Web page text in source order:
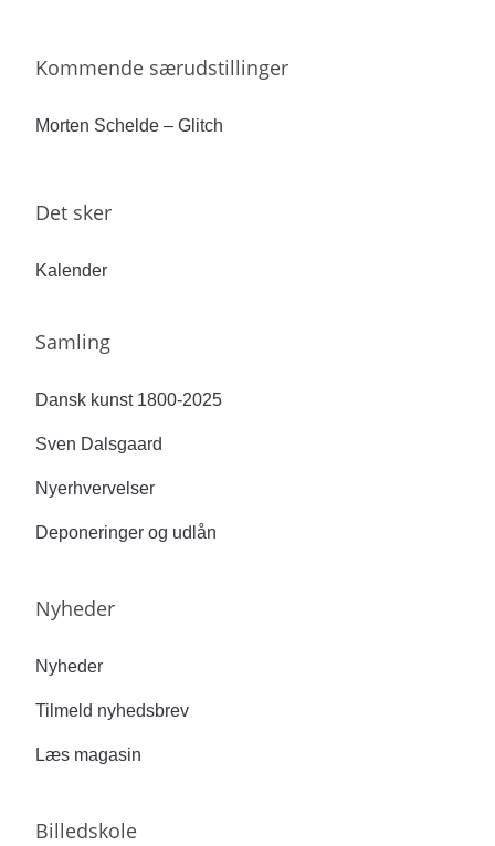
Kommende særudstillinger
Morten Schelde – Glitch
Det sker
Kalender
Samling
Dansk kunst 1800-2025
Sven Dalsgaard
Nyerhvervelser
Deponeringer og udlån
Nyheder
Nyheder
Tilmeld nyhedsbrev
Læs magasin
Billedskole